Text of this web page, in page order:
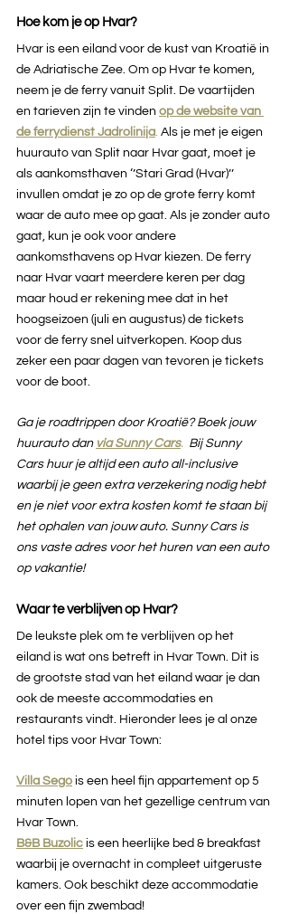
Hoe kom je op Hvar?
Hvar is een eiland voor de kust van Kroatië in
de Adriatische Zee. Om op Hvar te komen,
neem je de ferry vanuit Split. De vaartijden
en tarieven zijn te vinden op de website van
de ferrydienst Jadrolinija. Als je met je eigen
huurauto van Split naar Hvar gaat, moet je
als aankomsthaven ‘’Stari Grad (Hvar)’’
invullen omdat je zo op de grote ferry komt
waar de auto mee op gaat. Als je zonder auto
gaat, kun je ook voor andere
aankomsthavens op Hvar kiezen. De ferry
naar Hvar vaart meerdere keren per dag
maar houd er rekening mee dat in het
hoogseizoen (juli en augustus) de tickets
voor de ferry snel uitverkopen. Koop dus
zeker een paar dagen van tevoren je tickets
voor de boot.
Ga je roadtrippen door Kroatië? Boek jouw
huurauto dan via Sunny Cars. Bij Sunny
Cars huur je altijd een auto all-inclusive
waarbij je geen extra verzekering nodig hebt
en je niet voor extra kosten komt te staan bij
het ophalen van jouw auto. Sunny Cars is
ons vaste adres voor het huren van een auto
op vakantie!
Waar te verblijven op Hvar?
De leukste plek om te verblijven op het
eiland is wat ons betreft in Hvar Town. Dit is
de grootste stad van het eiland waar je dan
ook de meeste accommodaties en
restaurants vindt. Hieronder lees je al onze
hotel tips voor Hvar Town:
Villa Sego is een heel fijn appartement op 5
minuten lopen van het gezellige centrum van
Hvar Town.
B&B Buzolic is een heerlijke bed & breakfast
waarbij je overnacht in compleet uitgeruste
kamers. Ook beschikt deze accommodatie
over een fijn zwembad!